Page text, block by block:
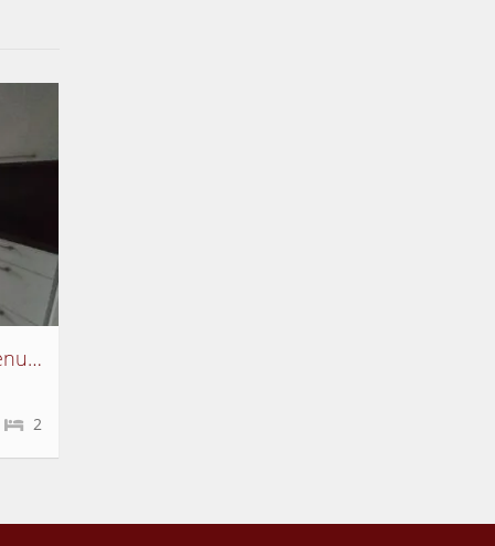
Appartement type 3 avenue du PDD avec garage
2